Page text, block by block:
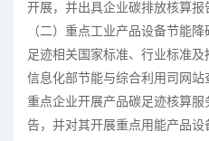
开展，并出具企业碳排放核算报
（二）重点工业产品设备节能
足迹相关国家标准、行业标准
信息化部节能与综合利用司网
重点企业开展产品碳足迹核算
告，并对其开展重点用能产品